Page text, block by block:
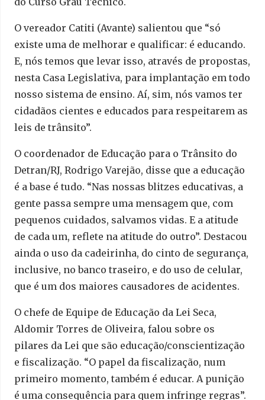
O vereador Catiti (Avante) salientou que “só
existe uma de melhorar e qualificar: é educando.
E, nós temos que levar isso, através de propostas,
nesta Casa Legislativa, para implantação em todo
nosso sistema de ensino. Aí, sim, nós vamos ter
cidadãos cientes e educados para respeitarem as
leis de trânsito”.
O coordenador de Educação para o Trânsito do
Detran/RJ, Rodrigo Varejão, disse que a educação
é a base é tudo. “Nas nossas blitzes educativas, a
gente passa sempre uma mensagem que, com
pequenos cuidados, salvamos vidas. E a atitude
de cada um, reflete na atitude do outro”. Destacou
ainda o uso da cadeirinha, do cinto de segurança,
inclusive, no banco traseiro, e do uso de celular,
que é um dos maiores causadores de acidentes.
O chefe de Equipe de Educação da Lei Seca,
Aldomir Torres de Oliveira, falou sobre os
pilares da Lei que são educação/conscientização
e fiscalização. “O papel da fiscalização, num
primeiro momento, também é educar. A punição
é uma consequência para quem infringe regras”.